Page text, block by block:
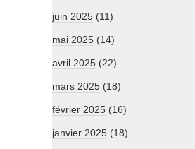
juin 2025 (11)
mai 2025 (14)
avril 2025 (22)
mars 2025 (18)
février 2025 (16)
janvier 2025 (18)